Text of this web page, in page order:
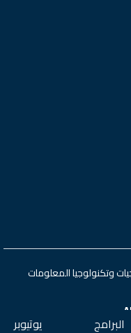
البرامج يوتيوبر
وتكنولوجيا المعلومات